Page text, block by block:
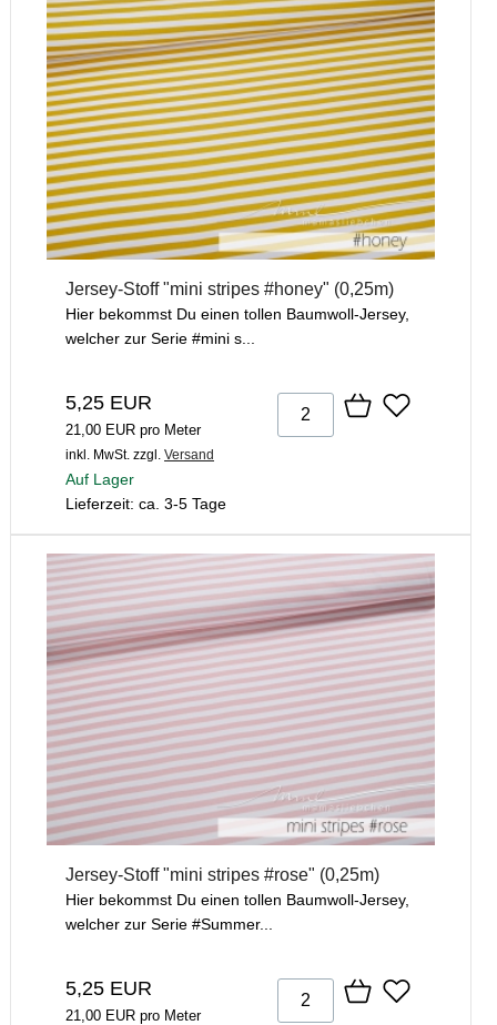
Jersey-Stoff "mini stripes #honey" (0,25m)
Hier bekommst Du einen tollen Baumwoll-Jersey,
welcher zur Serie #mini s...
5,25 EUR
21,00 EUR pro Meter
inkl. MwSt. zzgl. Versand
Auf Lager
Lieferzeit: ca. 3-5 Tage
Jersey-Stoff "mini stripes #rose" (0,25m)
Hier bekommst Du einen tollen Baumwoll-Jersey,
welcher zur Serie #Summer...
5,25 EUR
21,00 EUR pro Meter